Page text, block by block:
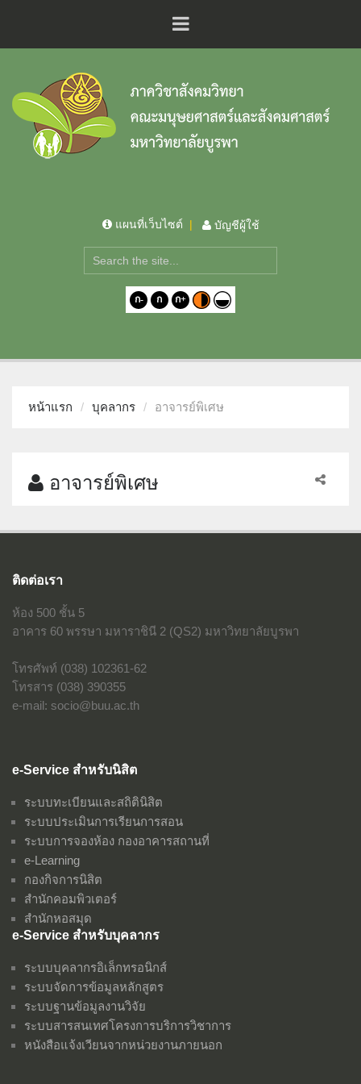
แผนที่เว็บไซต์ บัญชีผู้ใช้
หน้าแรก บุคลากร อาจารย์พิเศษ
อาจารย์พิเศษ
ติดต่อเรา
ห้อง 500 ชั้น 5
อาคาร 60 พรรษา มหาราชินี 2 (QS2) มหาวิทยาลัยบูรพา
โทรศัพท์ (038) 102361-62
โทรสาร (038) 390355
e-mail: socio@buu.ac.th
e-Service สำหรับนิสิต
ระบบทะเบียนและสถิตินิสิต
ระบบประเมินการเรียนการสอน
ระบบการจองห้อง กองอาคารสถานที่
e-Learning
กองกิจการนิสิต
สำนักคอมพิวเตอร์
สำนักหอสมุด
e-Service สำหรับบุคลากร
ระบบบุคลากรอิเล็กทรอนิกส์
ระบบจัดการข้อมูลหลักสูตร
ระบบฐานข้อมูลงานวิจัย
ระบบสารสนเทศโครงการบริการวิชาการ
หนังสือแจ้งเวียนจากหน่วยงานภายนอก